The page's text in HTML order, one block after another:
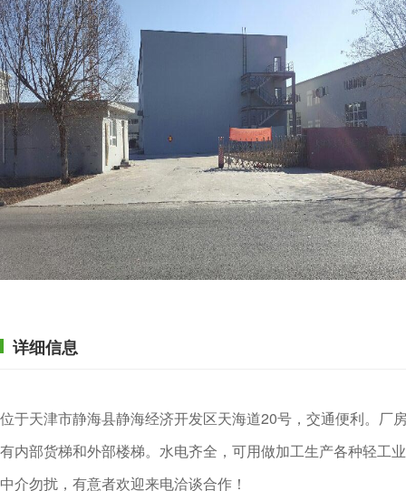
详细信息
位于天津市静海县静海经济开发区天海道20号，交通便利。
有内部货梯和外部楼梯。水电齐全，可用做加工生产各种轻工
中介勿扰，有意者欢迎来电洽谈合作！